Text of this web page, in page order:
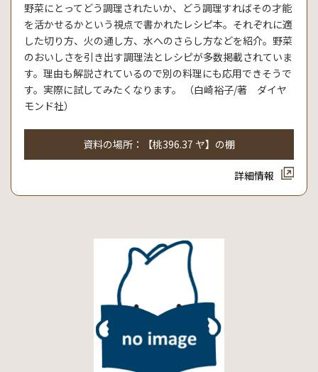
野菜にとってどう調理されたいか、どう調理すればその才能
を活かせるかという視点で書かれたレシピ本。それぞれに適
した切り方、火の通し方、水へのさらし方などを紹介。野菜
のおいしさを引き出す調理法とレシピが多数掲載されていま
す。理由も解説されているので別の料理にも応用できそうで
す。実際に試してみたくなります。 （白崎裕子/著 ダイヤ
モンド社）
資料の場所：【桃396.37 ヤ】の棚
詳細情報